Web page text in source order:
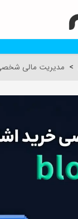
> مدیریت مالی شخصی